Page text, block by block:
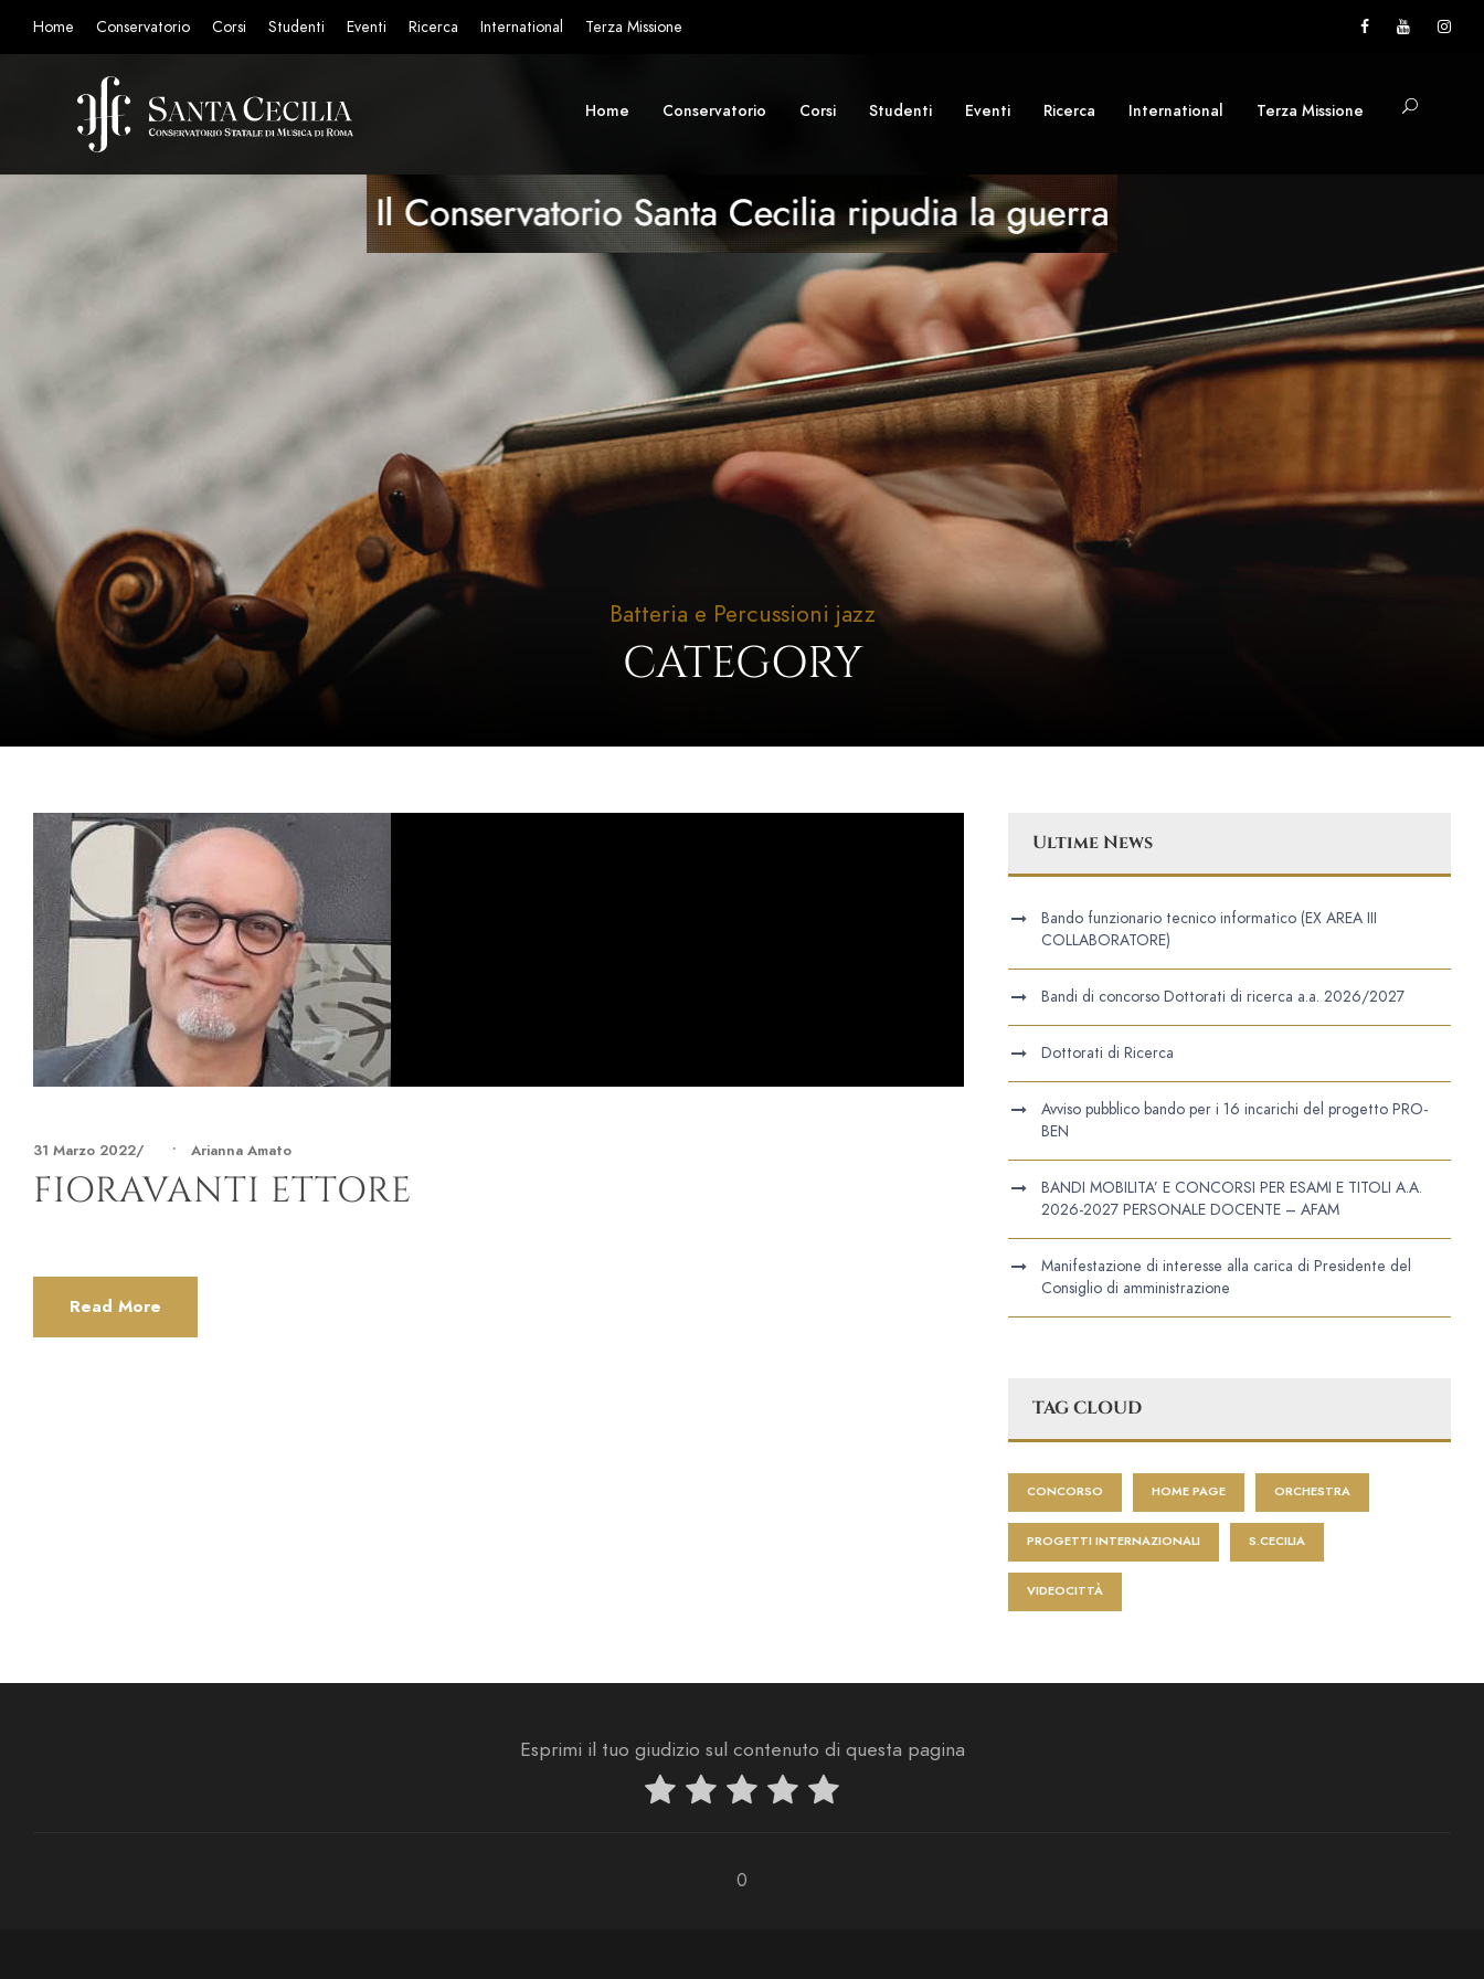
Home Conservatorio Corsi Studenti Eventi Ricerca International Terza Missione
Home Conservatorio Corsi Studenti Eventi Ricerca International Terza Missione
Batteria e Percussioni jazz
CATEGORY
31 Marzo 2022 • Arianna Amato
FIORAVANTI ETTORE
Read More
Ultime News
Bando funzionario tecnico informatico (EX AREA III
COLLABORATORE)
Bandi di concorso Dottorati di ricerca a.a. 2026/2027
Dottorati di Ricerca
Avviso pubblico bando per i 16 incarichi del progetto PRO-
BEN
BANDI MOBILITA’ E CONCORSI PER ESAMI E TITOLI A.A.
2026-2027 PERSONALE DOCENTE – AFAM
Manifestazione di interesse alla carica di Presidente del
Consiglio di amministrazione
TAG CLOUD
CONCORSO HOME PAGE ORCHESTRA
PROGETTI INTERNAZIONALI S.CECILIA
VIDEOCITTÀ
Esprimi il tuo giudizio sul contenuto di questa pagina
0